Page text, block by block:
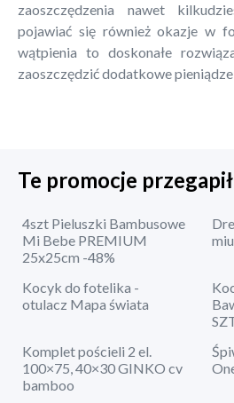
zaoszczędzenia nawet
pojawiać się również okazje w
wątpienia to doskonałe
zaoszczędzić dodatkowe
Te promocje
4szt Pieluszki Bambusowe
Mi Bebe PREMIUM
25x25cm -48%
Kocyk do fotelika -
otulacz Mapa świata
Komplet pościeli 2 el.
100×75, 40×30 GINKO cv
bamboo